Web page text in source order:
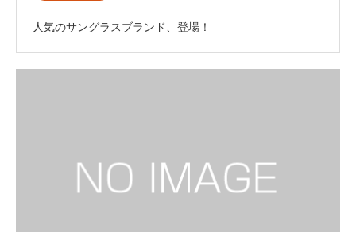
人気のサングラスブランド、登場！